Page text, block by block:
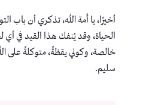
أخيرًا، يا أَمة الله، تذكري أن باب
الحياة، وقد يُنفك هذا القيد في
خالصة، وكوني يقظةً، متوكلةً على
سليم.